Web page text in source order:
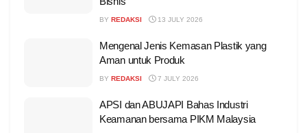
BY REDAKSI 13 JULY 2026
Mengenal Jenis Kemasan Plastik yang
Aman untuk Produk
BY REDAKSI 7 JULY 2026
APSI dan ABUJAPI Bahas Industri
Keamanan bersama PIKM Malaysia